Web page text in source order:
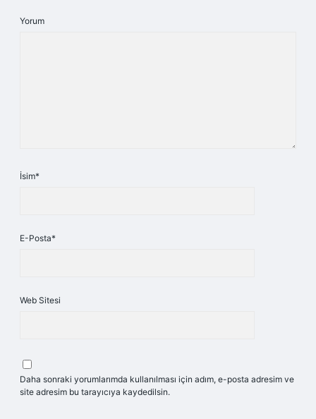
Yorum
İsim*
E-Posta*
Web Sitesi
Daha sonraki yorumlarımda kullanılması için adım, e-posta adresim ve
site adresim bu tarayıcıya kaydedilsin.